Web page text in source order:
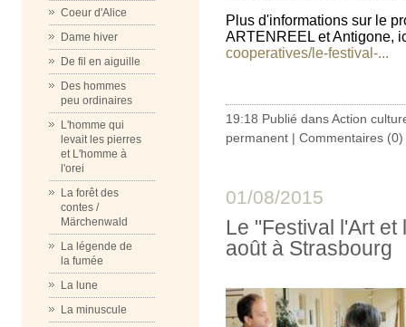
Coeur d'Alice
Dame hiver
De fil en aiguille
Des hommes
peu ordinaires
L'homme qui
levait les pierres
et L'homme à
l'orei
La forêt des
contes /
Märchenwald
La légende de
la fumée
La lune
La minuscule
Plus d'informations sur le
ARTENREEL et Antigone,
cooperatives/le-festival-...
19:18 Publié dansAction
permanent | Commentaires (0)
01/08/2015
Le "Festival l'Art
août à Strasbourg